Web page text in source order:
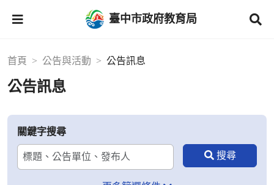
臺中市政府教育局
首頁 公告與活動 公告訊息
公告訊息
關鍵字搜尋